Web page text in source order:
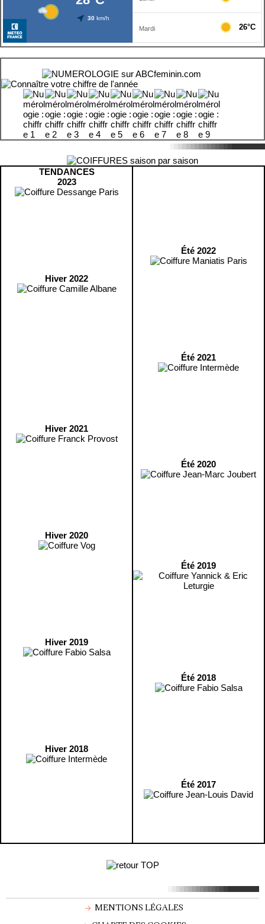
TENDANCES
2023
Hiver 2022
Hiver 2021
Hiver 2020
Hiver 2019
Hiver 2018
Été 2022
Été 2021
Été 2020
Été 2019
Été 2018
Été 2017
MENTIONS LÉGALES